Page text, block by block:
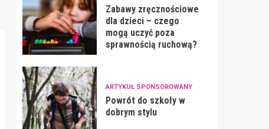
Zabawy zręcznościowe
dla dzieci – czego
mogą uczyć poza
sprawnością ruchową?
ARTYKUŁ SPONSOROWANY
Powrót do szkoły w
dobrym stylu